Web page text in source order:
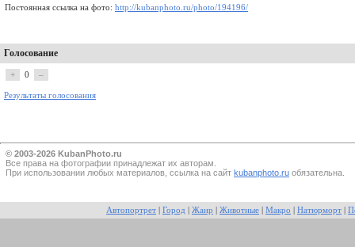
Постоянная ссылка на фото: http://kubanphoto.ru/photo/194196/
Голосование
+ 0 –
Результаты голосования
© 2003-2026 KubanPhoto.ru
Все прaва на фотографии принадлежат их авторам.
При использовании любых материалов, ссылка на сайт kubanphoto.ru обязательна.
Автопортрет Город Жанр Животные Макро Натюрморт